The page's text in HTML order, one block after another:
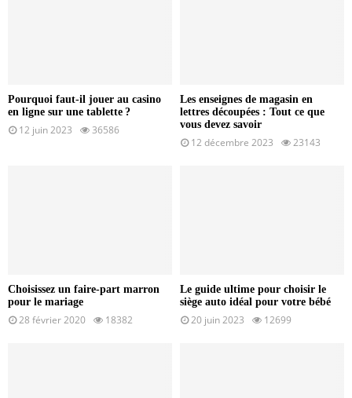
Pourquoi faut-il jouer au casino
en ligne sur une tablette ?
12 juin 2023 36586
Les enseignes de magasin en
lettres découpées : Tout ce que
vous devez savoir
12 décembre 2023 23143
Choisissez un faire-part marron
pour le mariage
28 février 2020 18382
Le guide ultime pour choisir le
siège auto idéal pour votre bébé
20 juin 2023 12699